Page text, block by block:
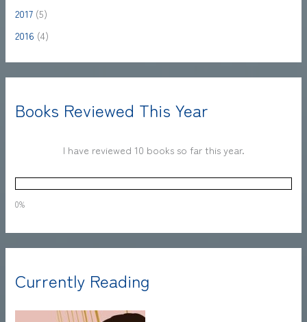
2017 (5)
2016 (4)
Books Reviewed This Year
I have reviewed 10 books so far this year.
0%
Currently Reading